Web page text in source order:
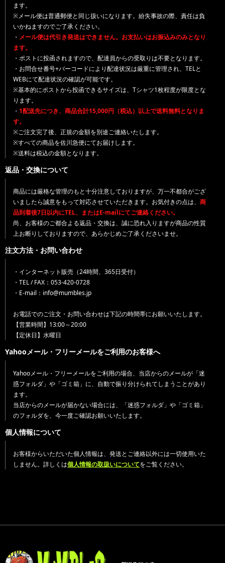
ます。
※メール便は普通郵便と同じ扱いになります。紛失事故の際、責任は負
いかねますのでご了承ください。
・ メール便は代引き発送はできません。お支払いはお振込みのみとなり
ます。
・ポストに投函されますので、配達員からの受取りは不要となります。
・お問合せ番号+バーコードにより配達状況は厳重に管理され、TELと
WEBにて配達状況の確認が可能です。
※基本的にポストから投函できるサイズは、Tシャツ1枚程度が限度とな
ります。
・ 1配送先につき、商品合計15,000円（税込）以上で送料無料となりま
す。
※ご注文完了後、正規の金額を別途ご連絡いたします。
※すべての商品を佐川急便にてお届けします。
※送料は税込の金額となります。
返品・交換について
商品には厳格な管理のもと十分注意しておりますが、万一不都合がござ
いましたら誠意をもって対応させていただきます。お気付きの点は、 商
品到着後7日以内にTEL、またはE-mailにてご連絡ください。
尚、お客様のご都合よる返品・交換は、誠に恐れ入りますが商品の性質
上お断りしておりますので、あらかじめご了承くださいませ。
注文方法・お問い合わせ
・インターネット販売（24時間、365日受付）
・TEL / FAX：053-420-0728
・E-mail：info@mumbles.jp
お電話でのご注文・お問い合わせは下記の時間帯にお願いいたします。
【営業時間】13:00～20:00
【定休日】水曜日
Yahooメール・フリーメールをご利用のお客様へ
Yahooメール・フリーメールをご利用の場合、当店からのメールが「迷
惑フォルダ」や「ゴミ箱」に、自動で振り分けられてしまうことがあり
ます。
当店からのメールが届かない場合には、「迷惑フォルダ」や「ゴミ箱」
のフォルダを、今一度ご確認お願いいたします。
個人情報について
お客様からいただいた個人情報は、発送とご連絡以外には一切使用いた
しません。詳しくは個人情報の取扱いについてをご覧ください。